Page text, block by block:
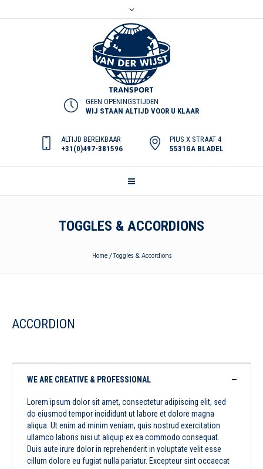
GEEN OPENINGSTIJDEN
WIJ STAAN ALTIJD VOOR U KLAAR
ALTIJD BEREIKBAAR
+31(0)497-381596
PIUS X STRAAT 4
5531GA BLADEL
TOGGLES & ACCORDIONS
Home/Toggles & Accordions
ACCORDION
WE ARE CREATIVE & PROFESSIONAL
Lorem ipsum dolor sit amet, consectetur adipiscing elit, sed
do eiusmod tempor incididunt ut labore et dolore magna
aliqua. Ut enim ad minim veniam, quis nostrud exercitation
ullamco laboris nisi ut aliquip ex ea commodo consequat.
Duis aute irure dolor in reprehenderit in voluptate velit esse
cillum dolore eu fugiat nulla pariatur. Excepteur sint occaecat